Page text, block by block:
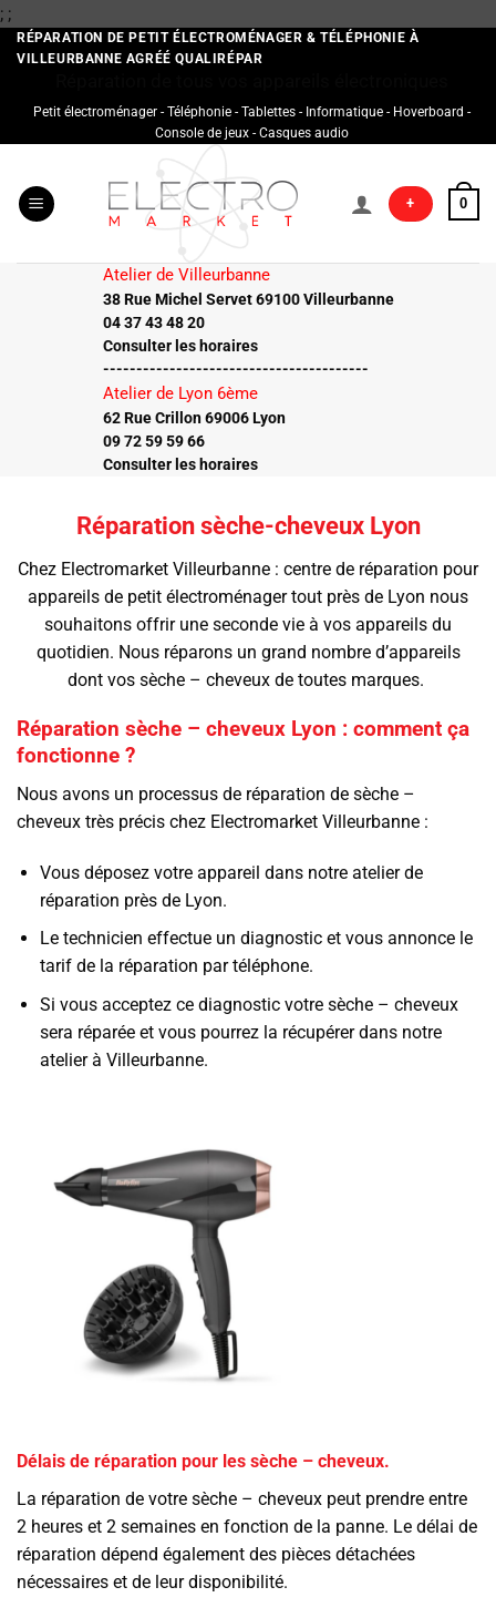
; ;Passer
au
contenu
RÉPARATION DE PETIT ÉLECTROMÉNAGER & TÉLÉPHONIE À
VILLEURBANNE AGRÉÉ QUALIRÉPAR
Petit électroménager - Téléphonie - Tablettes - Informatique - Hoverboard -
Console de jeux - Casques audio
+ 0
Atelier de Villeurbanne
38 Rue Michel Servet 69100 Villeurbanne
04 37 43 48 20
Consulter les horaires
----------------------------------------
Atelier de Lyon 6ème
62 Rue Crillon 69006 Lyon
09 72 59 59 66
Consulter les horaires
Réparation sèche-cheveux Lyon
Chez Electromarket Villeurbanne : centre de réparation pour
appareils de petit électroménager tout près de Lyon nous
souhaitons offrir une seconde vie à vos appareils du
quotidien. Nous réparons un grand nombre d’appareils
dont vos sèche – cheveux de toutes marques.
Réparation sèche – cheveux Lyon : comment ça
fonctionne ?
Nous avons un processus de réparation de sèche –
cheveux très précis chez Electromarket Villeurbanne :
Vous déposez votre appareil dans notre atelier de
réparation près de Lyon.
Le technicien effectue un diagnostic et vous annonce le
tarif de la réparation par téléphone.
Si vous acceptez ce diagnostic votre sèche – cheveux
sera réparée et vous pourrez la récupérer dans notre
atelier à Villeurbanne.
Délais de réparation pour les sèche – cheveux.
La réparation de votre sèche – cheveux peut prendre entre
2 heures et 2 semaines en fonction de la panne. Le délai de
réparation dépend également des pièces détachées
nécessaires et de leur disponibilité.